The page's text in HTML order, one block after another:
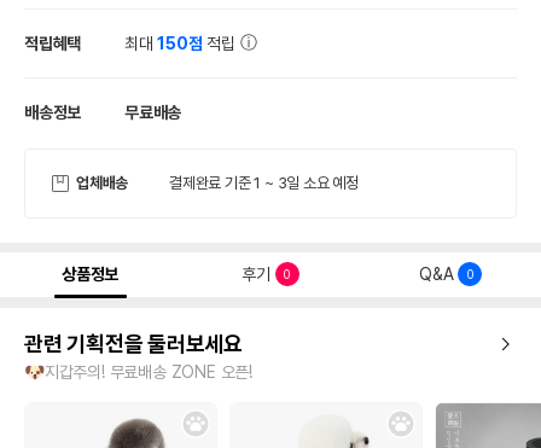
적립혜택 최대150점 적립
배송정보 무료배송
업체배송 결제완료 기준 1 ~ 3일 소요 예정
상품정보 후기 0 Q&A 0
관련 기획전을 둘러보세요
🐶지갑주의! 무료배송 ZONE 오픈!